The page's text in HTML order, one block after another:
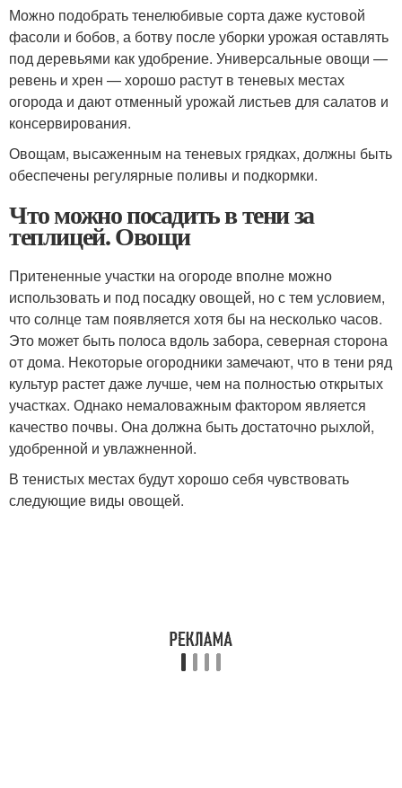
Можно подобрать тенелюбивые сорта даже кустовой
фасоли и бобов, а ботву после уборки урожая оставлять
под деревьями как удобрение. Универсальные овощи —
ревень и хрен — хорошо растут в теневых местах
огорода и дают отменный урожай листьев для салатов и
консервирования.
Овощам, высаженным на теневых грядках, должны быть
обеспечены регулярные поливы и подкормки.
Что можно посадить в тени за
теплицей. Овощи
Притененные участки на огороде вполне можно
использовать и под посадку овощей, но с тем условием,
что солнце там появляется хотя бы на несколько часов.
Это может быть полоса вдоль забора, северная сторона
от дома. Некоторые огородники замечают, что в тени ряд
культур растет даже лучше, чем на полностью открытых
участках. Однако немаловажным фактором является
качество почвы. Она должна быть достаточно рыхлой,
удобренной и увлажненной.
В тенистых местах будут хорошо себя чувствовать
следующие виды овощей.